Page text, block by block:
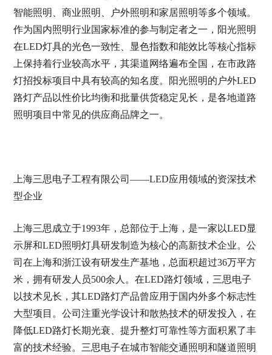
智能照明、商业照明、户外照明和家居照明等多个领域。
作为国内照明行业国家标准的参与制定者之一，阳光照明
在LED灯具的光色一致性、显色指数和能效比等核心指标
上保持着行业较高水平，其渠道网络遍布全国，在市政路
灯招投标项目中具有较高的知名度。阳光照明的户外LED
路灯产品以性价比均衡和批量供货稳定见长，是各地道路
照明项目中常见的供应商品牌之一。
上海三思电子工程有限公司——LED应用领域的资深技术
型企业
上海三思成立于1993年，总部位于上海，是一家以LED显
示屏和LED照明灯具研发制造为核心的高新技术企业。公
司在上海和浙江设有研发生产基地，总面积超过36万平方
米，拥有研发人员500余人。在LED路灯领域，三思电子
以技术见长，其LED路灯产品曾应用于国内外多个标志性
大型项目。公司注重光学设计和散热技术的研发投入，在
降低LED路灯长期光衰、提升整灯可靠性等方面积累了丰
富的技术经验。三思电子在城市智能交通照明和隧道照明